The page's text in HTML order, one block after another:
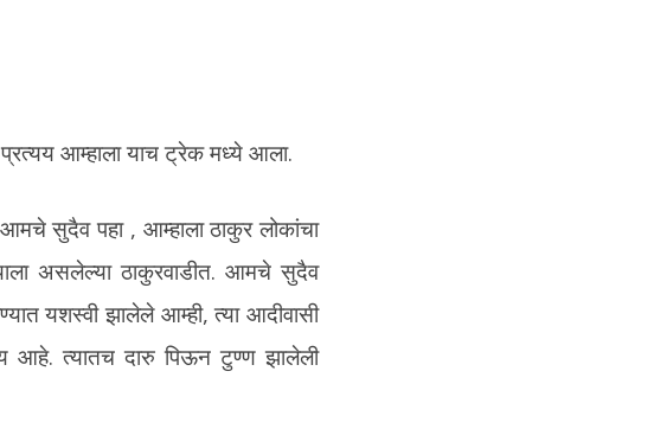
प्रत्यय आम्हाला याच ट्रेक मध्ये आला.
सुदैव पहा , आम्हाला ठाकुर लोकांचा
असलेल्या ठाकुरवाडीत. आमचे सुदैव
यशस्वी झालेले आम्ही, त्या आदीवासी
आहे. त्यातच दारु पिऊन टुण्ण झालेली